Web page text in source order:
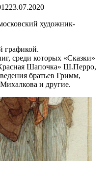
23.07.2020
художник-
графикой.
среди которых «Сказки»
Шапочка» Ш.Перро,
братьев Гримм,
и другие.